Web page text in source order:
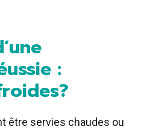
:
être servies chaudes ou